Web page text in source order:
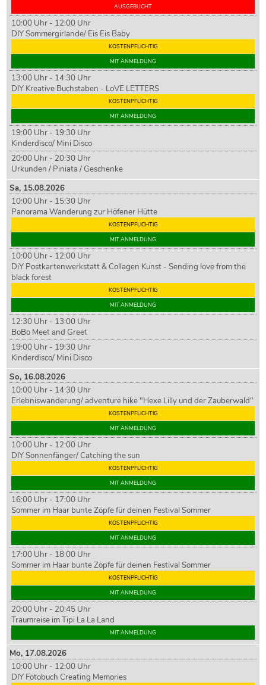
AUSGEBUCHT
10:00 Uhr - 12:00 Uhr
DIY Sommergirlande/ Eis Eis Baby
KOSTENPFLICHTIG
MIT ANMELDUNG
13:00 Uhr - 14:30 Uhr
DIY Kreative Buchstaben - LoVE LETTERS
KOSTENPFLICHTIG
MIT ANMELDUNG
19:00 Uhr - 19:30 Uhr
Kinderdisco/ Mini Disco
20:00 Uhr - 20:30 Uhr
Urkunden / Piniata / Geschenke
Sa, 15.08.2026
10:00 Uhr - 15:30 Uhr
Panorama Wanderung zur Höfener Hütte
KOSTENPFLICHTIG
MIT ANMELDUNG
10:00 Uhr - 12:00 Uhr
DiY Postkartenwerkstatt & Collagen Kunst - Sending love from the
black forest
KOSTENPFLICHTIG
MIT ANMELDUNG
12:30 Uhr - 13:00 Uhr
BoBo Meet and Greet
19:00 Uhr - 19:30 Uhr
Kinderdisco/ Mini Disco
So, 16.08.2026
10:00 Uhr - 14:30 Uhr
Erlebniswanderung/ adventure hike "Hexe Lilly und der Zauberwald"
KOSTENPFLICHTIG
MIT ANMELDUNG
10:00 Uhr - 12:00 Uhr
DIY Sonnenfänger/ Catching the sun
KOSTENPFLICHTIG
MIT ANMELDUNG
16:00 Uhr - 17:00 Uhr
Sommer im Haar bunte Zöpfe für deinen Festival Sommer
KOSTENPFLICHTIG
MIT ANMELDUNG
17:00 Uhr - 18:00 Uhr
Sommer im Haar bunte Zöpfe für deinen Festival Sommer
KOSTENPFLICHTIG
MIT ANMELDUNG
20:00 Uhr - 20:45 Uhr
Traumreise im Tipi La La Land
MIT ANMELDUNG
Mo, 17.08.2026
10:00 Uhr - 12:00 Uhr
DIY Fotobuch Creating Memories